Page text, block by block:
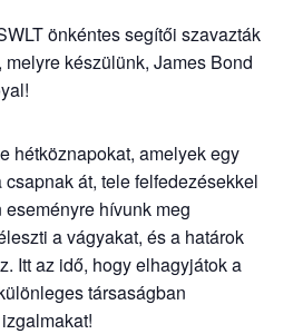
önkéntes segítői szavazták
készülünk, James Bond
hétköznapokat, amelyek egy
át, tele felfedezésekkel
hívunk meg
a vágyakat, és a határok
Itt az idő, hogy elhagyjátok a
társaságban